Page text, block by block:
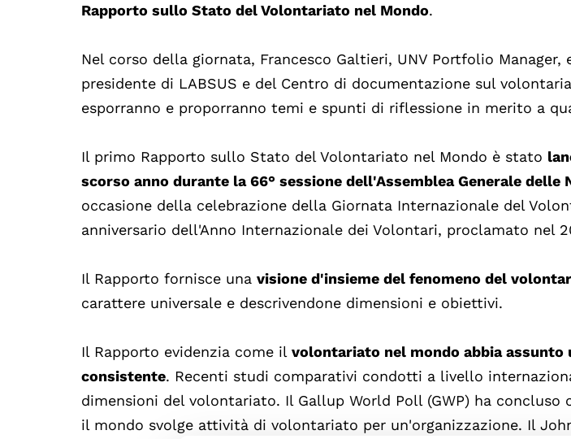
Rapporto sullo Stato del Volontariato nel Mondo.
Nel corso della giornata, Francesco Galtieri, UNV Portfolio Manager,
presidente di LABSUS e del Centro di documentazione sul
esporranno e proporranno temi e spunti di riflessione in merito a
Il primo Rapporto sullo Stato del Volontariato nel Mondo è stato
scorso anno durante la 66° sessione dell'Assemblea Generale delle
occasione della celebrazione della Giornata Internazionale del
anniversario dell'Anno Internazionale dei Volontari, proclamato nel
Il Rapporto fornisce unavisione d'insieme del fenomeno del
carattere universale e descrivendone dimensioni e obiettivi.
Il Rapporto evidenzia come ilvolontariato nel mondo abbia assunto
consistente. Recenti studi comparativi condotti a livello
dimensioni del volontariato. Il Gallup World Poll (GWP) ha
il mondo svolge attività di volontariato per un'organizzazione. Il